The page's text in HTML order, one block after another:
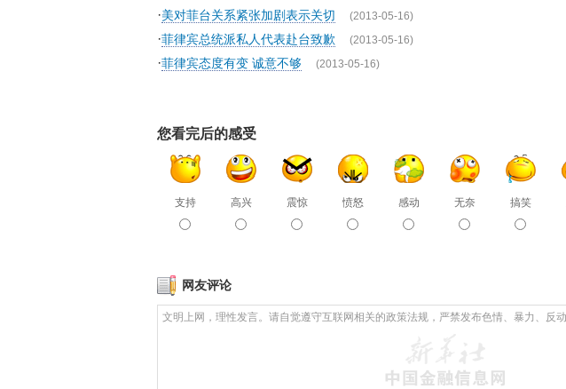
·美对菲台关系紧张加剧表示关切 (2013-05-16)
·菲律宾总统派私人代表赴台致歉 (2013-05-16)
·菲律宾态度有变 诚意不够 (2013-05-16)
您看完后的感受
支持 高兴 震惊 愤怒 感动 无奈 搞笑
网友评论